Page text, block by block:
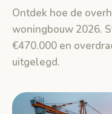
Ontdek hoe de
woningbouw 2026.
€470.000 en
uitgelegd.